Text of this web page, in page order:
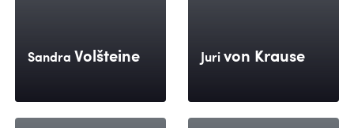
Sandra Volšteine Juri von Krause